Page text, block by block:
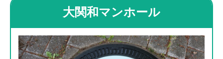
大関和マンホール